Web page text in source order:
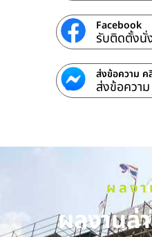
Facebook
รับติดตั้งนั่
ส่งข้อความ ค
ส่งข้อความ
ผลง
ผลงานล่